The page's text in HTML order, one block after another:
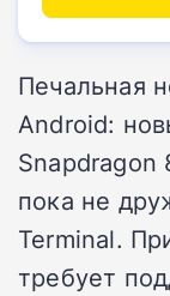
Печальная
Android:
Snapdragon
пока не
Terminal.
требует